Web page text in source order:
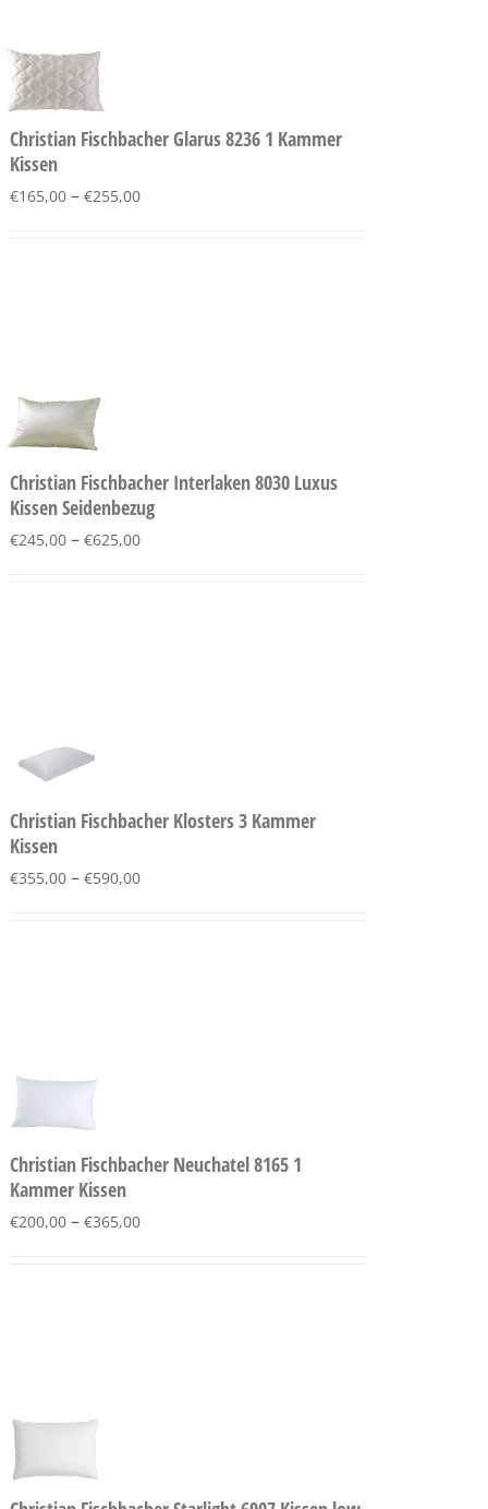
Christian Fischbacher Glarus 8236 1 Kammer
Kissen
€165,00– €255,00
Christian Fischbacher Interlaken 8030 Luxus
Kissen Seidenbezug
€245,00– €625,00
Christian Fischbacher Klosters 3 Kammer
Kissen
€355,00– €590,00
Christian Fischbacher Neuchatel 8165 1
Kammer Kissen
€200,00– €365,00